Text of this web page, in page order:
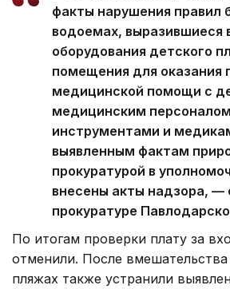
факты нарушения правил
водоемах, выразившиеся
оборудования детского
помещения для оказания
медицинской помощи с
медицинским
инструментами и
выявленным фактам
прокуратурой в
внесены акты надзора, —
прокуратуре
По итогам проверки плату за
отменили. После
пляжах также устранили